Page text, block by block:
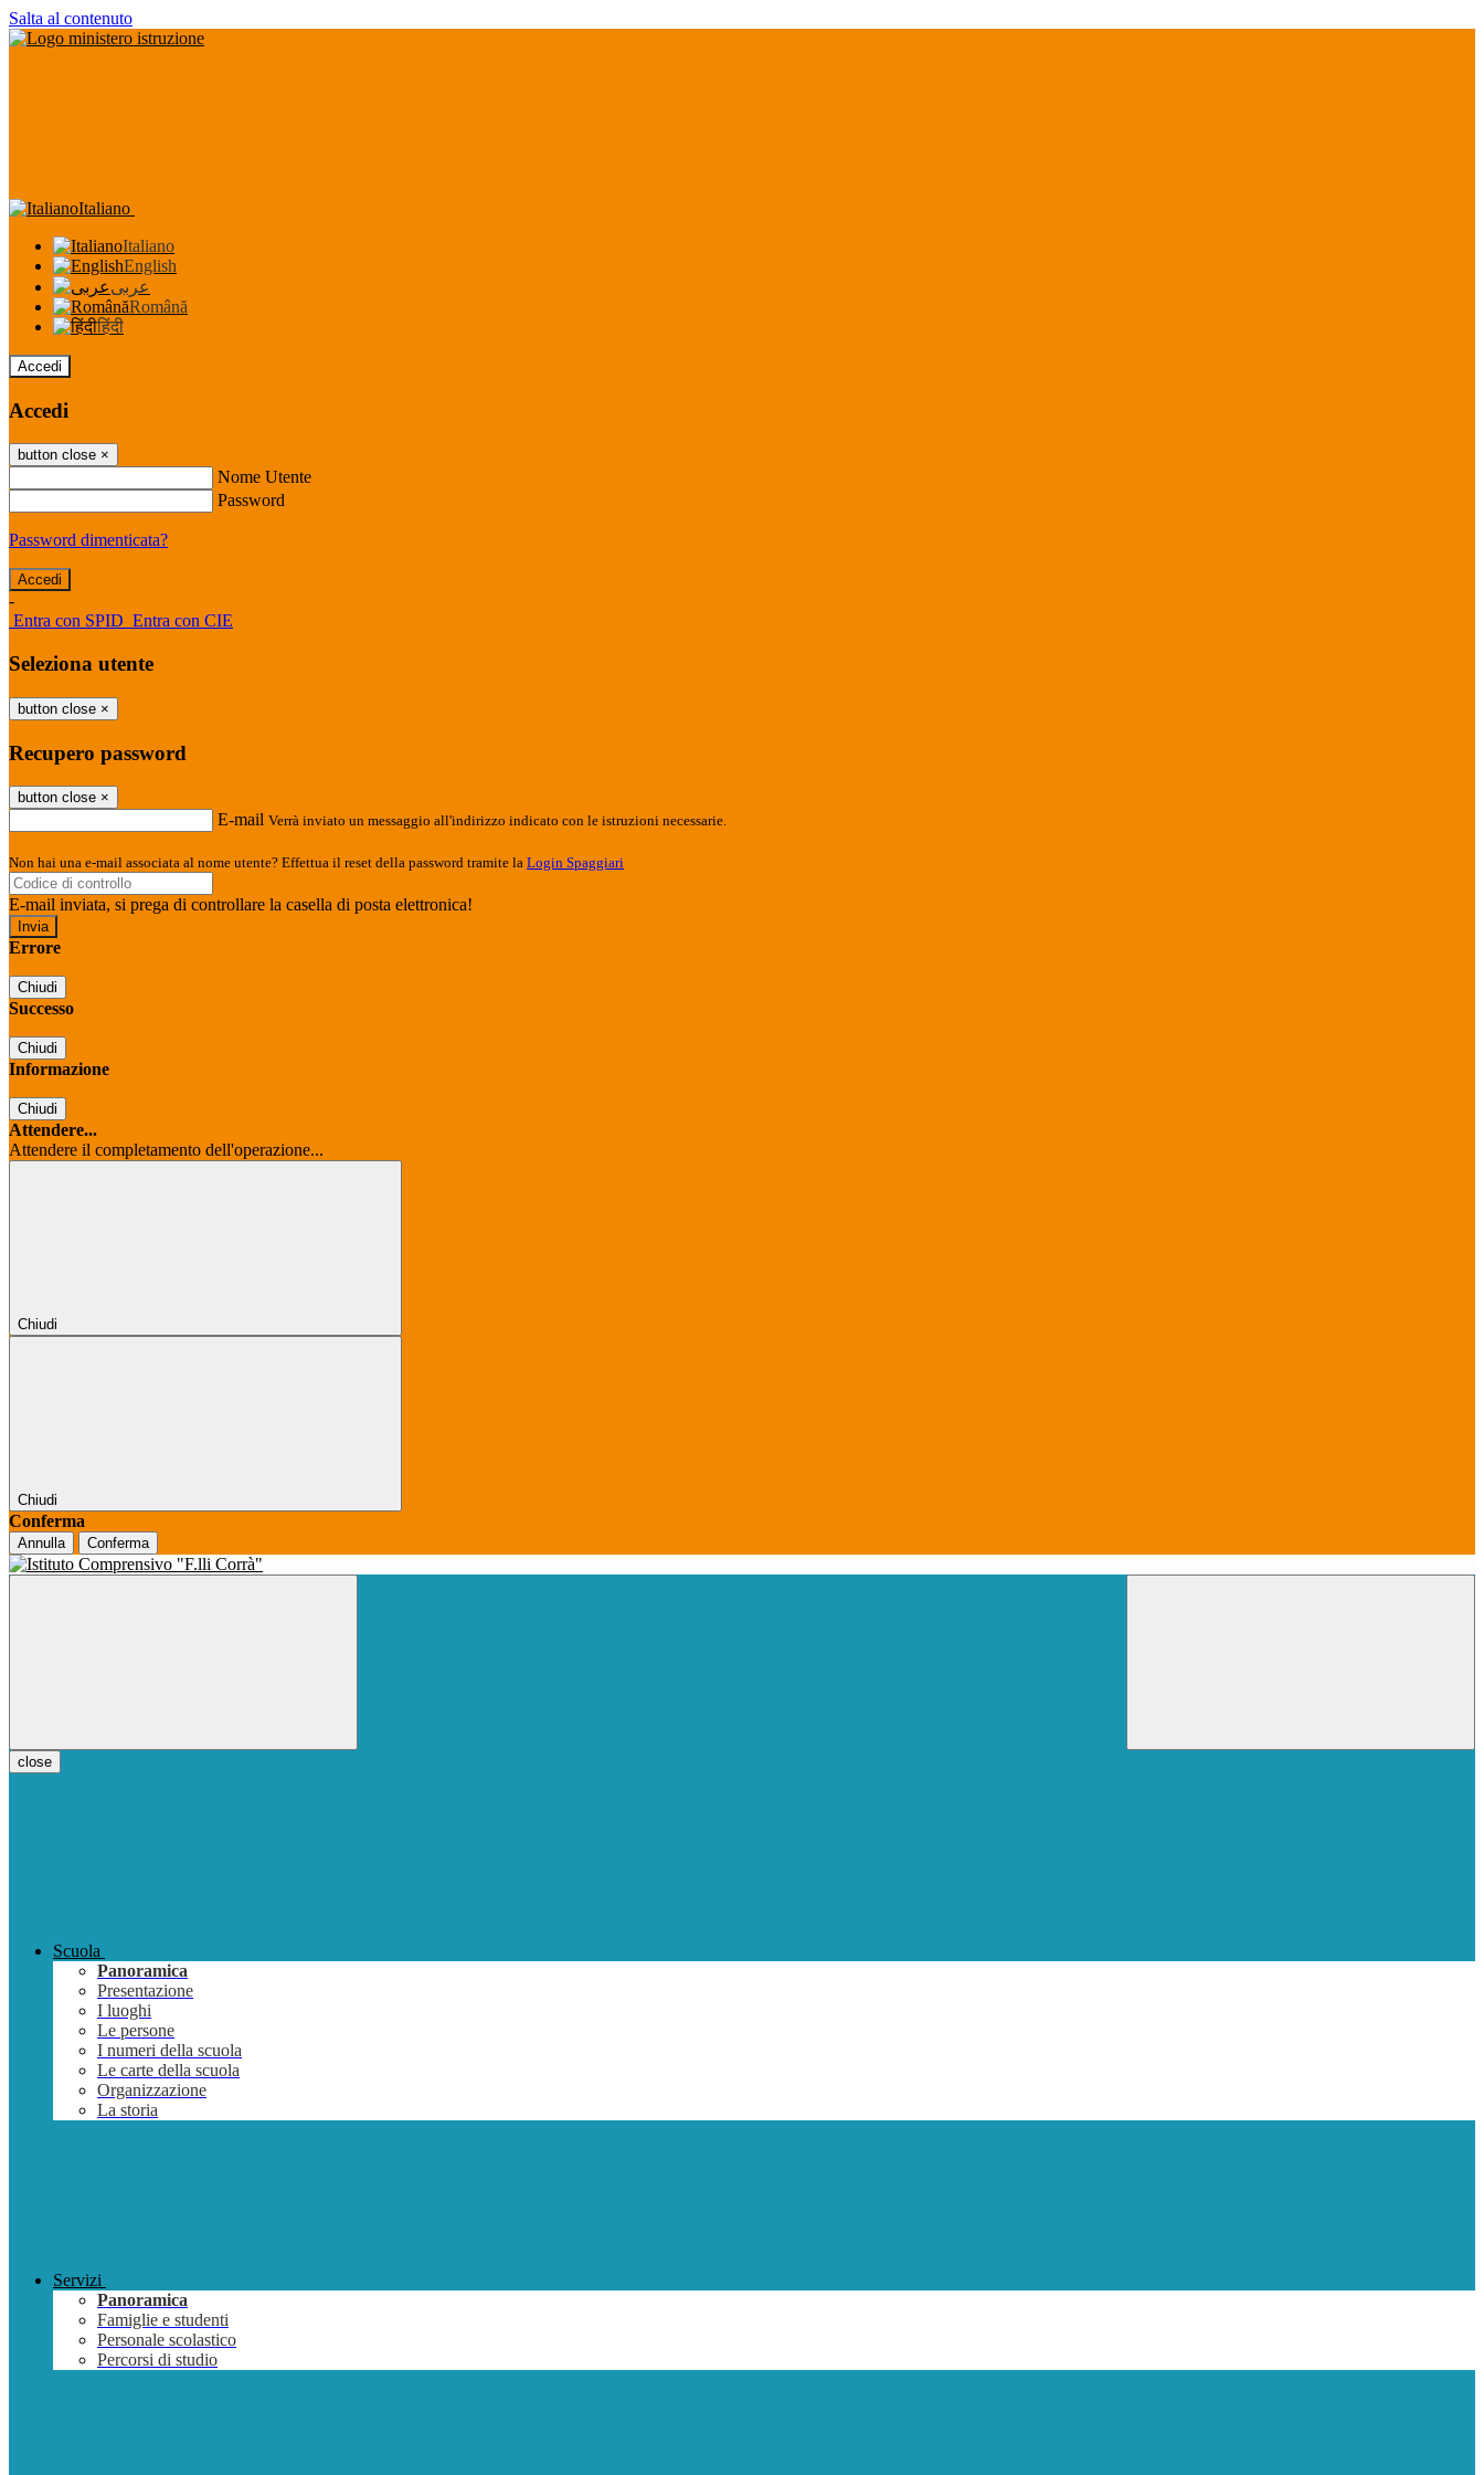
Salta al contenuto
Italiano
Italiano
English
عربى
Română
हिंदी
Accedi
Accedi
button close ×
Nome Utente
Password
Password dimenticata?
-
Entra con SPID Entra con CIE
Seleziona utente
button close ×
Recupero password
button close ×
E-mail Verrà inviato un messaggio all'indirizzo indicato con le istruzioni necessarie.
Non hai una e-mail associata al nome utente? Effettua il reset della password tramite la Login Spaggiari
E-mail inviata, si prega di controllare la casella di posta elettronica!
Errore
Chiudi
Successo
Chiudi
Informazione
Chiudi
Attendere...
Attendere il completamento dell'operazione...
Chiudi
Chiudi
Conferma
Annulla Conferma
close
Scuola
Panoramica
Presentazione
I luoghi
Le persone
I numeri della scuola
Le carte della scuola
Organizzazione
La storia
Servizi
Panoramica
Famiglie e studenti
Personale scolastico
Percorsi di studio